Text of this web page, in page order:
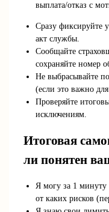
выплата/отказ с
Сразу фиксируйте
акт службы.
Сообщайте
сохраняйте номер
Не выбрасывайте
(если это важно
Проверяйте
исключениям.
Итоговая
ли понятен
Я могу за 1 минуту
от каких рисков